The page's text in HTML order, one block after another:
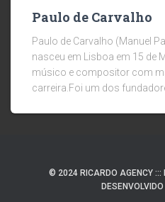
Paulo de Carvalho
Paulo de Carvalho (Manuel
nasceu em Lisboa em 15 de
músico e compositor com
carreira.Foi um dos
© 2024 RICARDO AGENCY :::